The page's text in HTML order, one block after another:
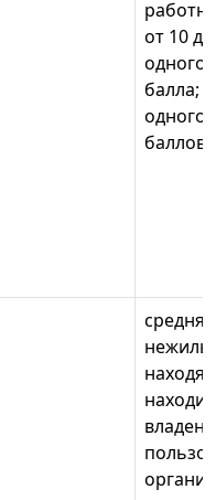
от 10
одного
балла;
одного
баллов